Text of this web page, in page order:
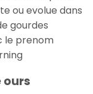
ou evolue dans
gourdes
le prenom
ours